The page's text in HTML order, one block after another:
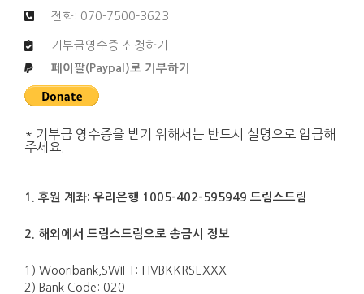
전화: 070-7500-3623
기부금영수증 신청하기
페이팔(Paypal)로 기부하기
* 기부금 영수증을 받기 위해서는 반드시 실명으로 입금해
주세요.
1. 후원 계좌: 우리은행 1005-402-595949 드림스드림
2. 해외에서 드림스드림으로 송금시 정보
1) Wooribank,SWIFT: HVBKKRSEXXX
2) Bank Code: 020